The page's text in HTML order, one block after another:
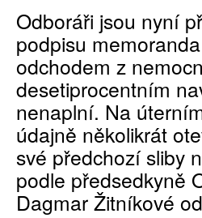
Odboráři jsou nyní
podpisu
odchodem z
desetiprocentním
nenaplní. Na
údajně několikrát
své předchozí sliby
podle předsedkyně
Dagmar Žitníkové